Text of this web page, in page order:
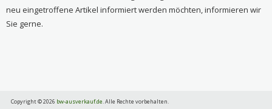
neu eingetroffene Artikel informiert werden möchten, informieren wir
Sie gerne.
Copyright © 2026 bw-ausverkauf.de. Alle Rechte vorbehalten.